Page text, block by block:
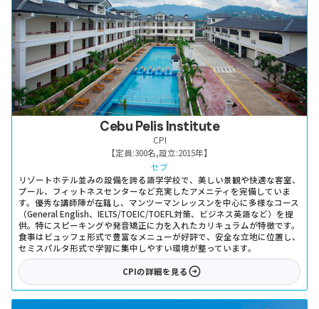
Cebu Pelis Institute
CPI
【定員:300名,設立:2015年】
セブ
リゾートホテル並みの設備を誇る語学学校で、美しい景観や快適な客室、
プール、フィットネスセンターなど充実したアメニティを完備していま
す。優秀な講師陣が在籍し、マンツーマンレッスンを中心に多様なコース
（General English、IELTS/TOEIC/TOEFL対策、ビジネス英語など）を提
供。特にスピーキングや発音矯正に力を入れたカリキュラムが特徴です。
食事はビュッフェ形式で豊富なメニューが好評で、安全な立地に位置し、
セミスパルタ形式で学習に集中しやすい環境が整っています。
CPIの詳細を見る